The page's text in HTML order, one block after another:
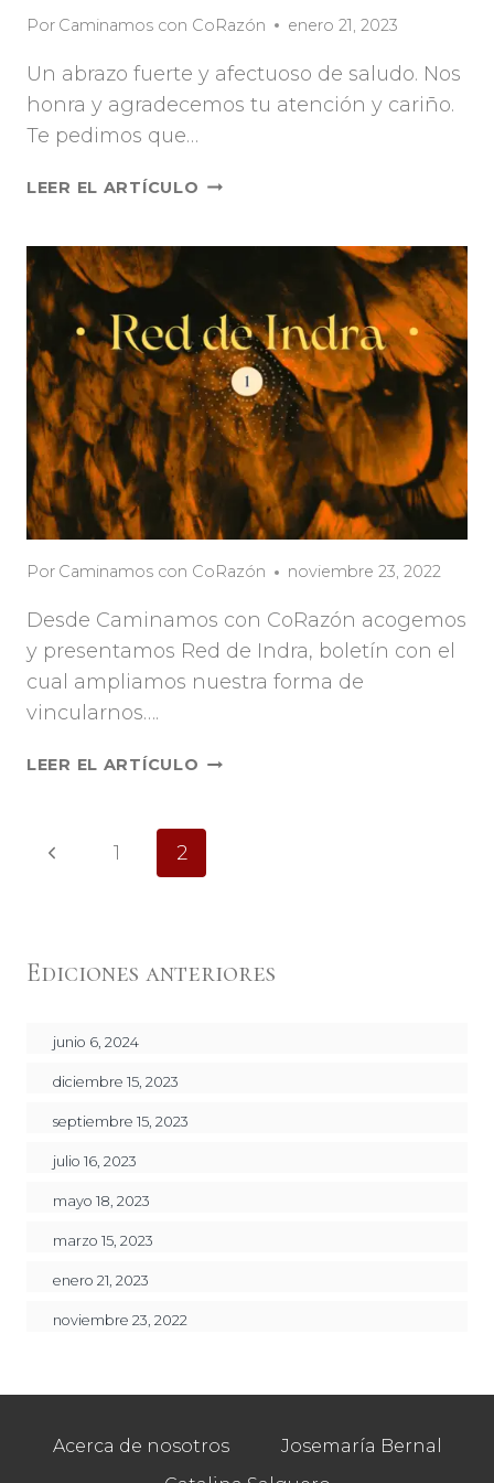
Por Caminamos con CoRazón enero 21, 2023
Un abrazo fuerte y afectuoso de saludo. Nos
honra y agradecemos tu atención y cariño.
Te pedimos que…
LEER EL ARTÍCULO
Por Caminamos con CoRazón noviembre 23, 2022
Desde Caminamos con CoRazón acogemos
y presentamos Red de Indra, boletín con el
cual ampliamos nuestra forma de
vincularnos….
LEER EL ARTÍCULO
Navegación
página
Página 1 2
Ediciones anteriores
junio 6, 2024
diciembre 15, 2023
septiembre 15, 2023
julio 16, 2023
mayo 18, 2023
marzo 15, 2023
enero 21, 2023
noviembre 23, 2022
Acerca de nosotros
Josemaría Bernal